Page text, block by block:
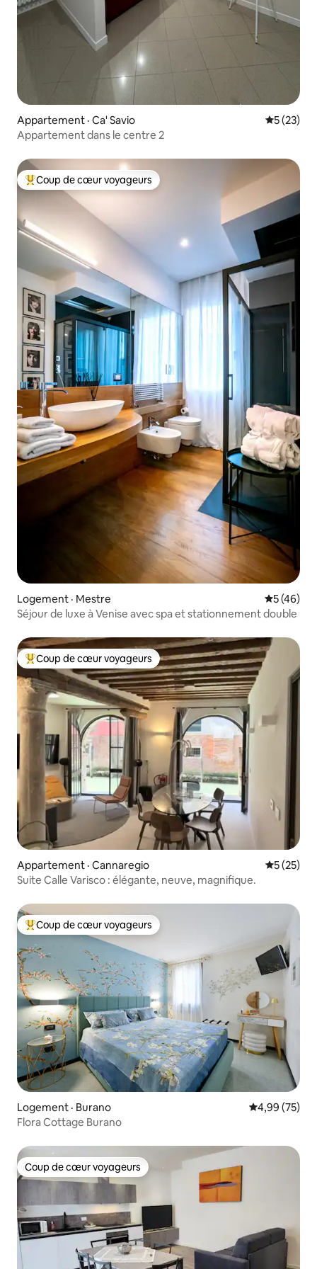
Appartement · Ca' Savio Note
5 (23)
Appartement dans le centre 2
Coup de cœur voyageurs parmi les plus aimés
Coup de cœur voyageurs
Logement · Mestre Note
5 (46)
Séjour de luxe à Venise avec spa et stationnement double
Coup de cœur voyageurs parmi les plus aimés
Coup de cœur voyageurs
Appartement · Cannaregio Note
5 (25)
Suite Calle Varisco : élégante, neuve, magnifique.
Coup de cœur voyageurs parmi les plus aimés
Coup de cœur voyageurs
Logement · Burano Note
4,99 (75)
Flora Cottage Burano
Coup de cœur voyageurs
Coup de cœur voyageurs